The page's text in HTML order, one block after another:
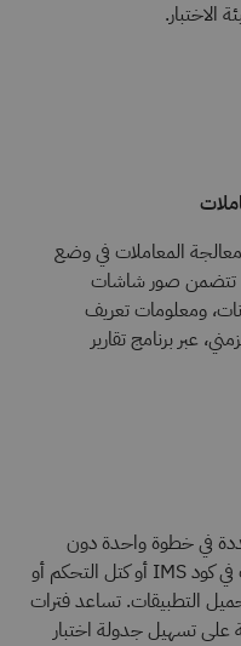
الاختبار.
المعاملات في وضع
تتضمن صور شاشات
ومعلومات تعريف
عبر برنامج تقارير
في خطوة واحدة دون
الحاجة إلى أي تغييرات في كود IMS أو كتل التحكم أو
التطبيقات. تساعد فترات
على تسهيل جدولة اختبار